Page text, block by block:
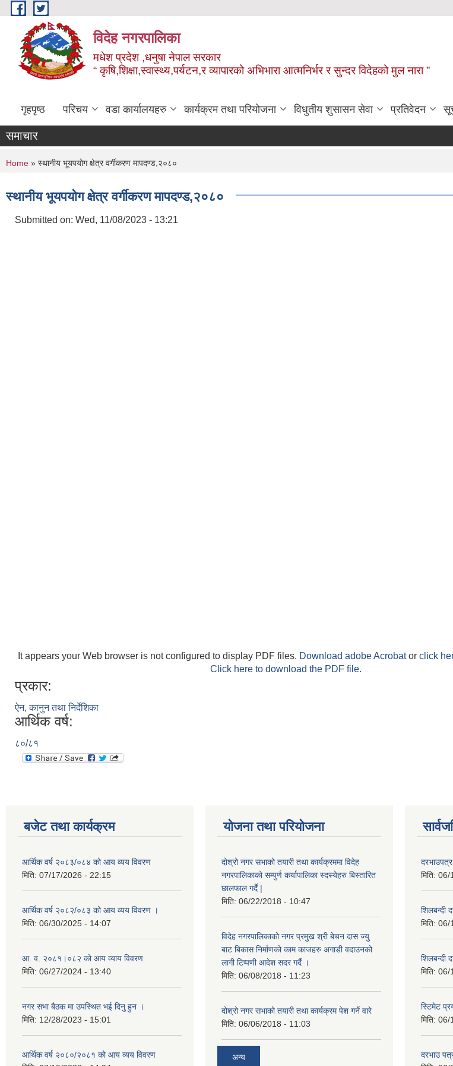
Skip to main content
विदेह नगरपालिका
मधेश प्रदेश ,धनुषा नेपाल सरकार
“ कृषि,शिक्षा,स्वास्थ्य,पर्यटन,र व्यापारको अभिभारा आत्मनिर्भर र सुन्दर विदेहको मुल नारा ”
गृहपृष्ठ परिचय वडा कार्यालयहरु कार्यक्रम तथा परियोजना विधुतीय शुसासन सेवा प्रतिवेदन
समाचार
You are here
Home » स्थानीय भूयपयोग क्षेत्र वर्गीकरण मापदण्ड,२०८०
स्थानीय भूयपयोग क्षेत्र वर्गीकरण मापदण्ड,२०८०
Submitted on: Wed, 11/08/2023 - 13:21
It appears your Web browser is not configured to display PDF files. Download adobe Acrobator click
Click here to download the PDF file.
प्रकार:
ऐन, कानुन तथा निर्देशिका
आर्थिक वर्ष:
८०/८१
बजेट तथा कार्यक्रम
आर्थिक वर्ष २०८३/०८४ को आय व्यय विवरण
मिति: 07/17/2026 - 22:15
आर्थिक वर्ष २०८२/०८३ को आय व्यय विवरण ।
मिति: 06/30/2025 - 14:07
आ. व. २०८१।०८२ को आय व्याय विवरण
मिति: 06/27/2024 - 13:40
नगर सभा बैठक मा उपस्थित भई दिनु हुन ।
मिति: 12/28/2023 - 15:01
आर्थिक वर्ष २०८०/२०८१ को आय व्यय विवरण
योजना तथा परियोजना
दोश्रो नगर सभाको तयारी तथा कार्यक्रममा विदेह
नगरपालिकाको सम्पुर्ण कर्यापालिका स्दस्येहरु बिस्तारित
छालफाल गर्दै |
मिति: 06/22/2018 - 10:47
विदेह नगरपालिकाको नगर प्रमुख श्री बेचन दास ज्यु
बाट बिकास निर्माणको काम काजहरु अगाडी वदाउनको
लागी टिप्पणी आदेश सदर गर्दै ।
मिति: 06/08/2018 - 11:23
दोश्रो नगर सभाको तयारी तथा कार्यक्रम पेश गर्ने वारे
मिति: 06/06/2018 - 11:03
अन्य
मिति: 06/
शिलबन्दी
मिति: 06/
शिलबन्दी
मिति: 06/
स्टिमेट
मिति: 06/
दरभाउ